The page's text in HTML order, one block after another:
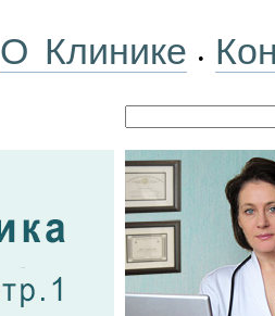
О Клинике •